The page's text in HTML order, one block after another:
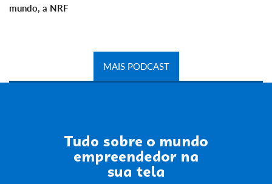
mundo, a NRF
MAIS PODCAST